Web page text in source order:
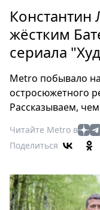
Россия
Мир
Туризм
Мода
Кино
Афиша
Пресс-
Константин
жёстким
сериала
Metro побывало
остросюжетного
Рассказываем,
Читайте Metro в
Поделиться